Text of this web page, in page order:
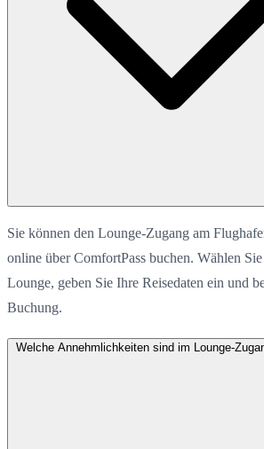
Sie können den Lounge-Zugang am
online über ComfortPass buchen. Wählen
Lounge, geben Sie Ihre Reisedaten ein und
Buchung.
Welche Annehmlichkeiten sind im Lounge-